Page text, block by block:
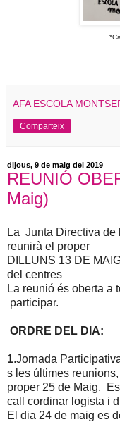
AFA ESCOLA
Comparteix
dijous, 9 de maig del 2019
REUNIÓ
Maig)
La Junta Directiva de
reunirà el proper
DILLUNS 13 DE
del centres
La reunió és oberta a
participar.
ORDRE DEL DIA:
1.Jornada
s les últimes
proper 25 de Maig.
call cordinar logista i
El dia 24 de maig es